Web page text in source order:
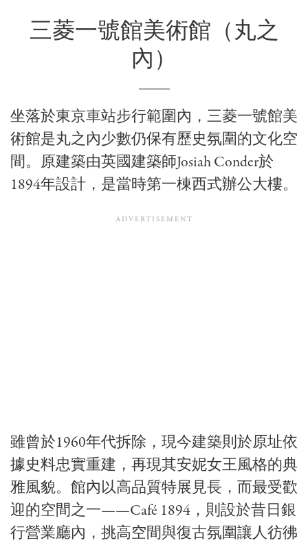
三菱一號館美術館 （丸之
內）
坐落於東京車站步行範圍內，三菱一號館美
術館是丸之內少數仍保有歷史氛圍的文化空
間。原建築由英國建築師Josiah Conder於
1894年設計，是當時第一棟西式辦公大樓。
雖曾於1960年代拆除，現今建築則於原址依
據史料忠實重建，再現其安妮女王風格的典
雅風貌。館內以高品質特展見長，而最受歡
迎的空間之一——Café 1894，則設於昔日銀
行營業廳內，挑高空間與復古氛圍讓人彷彿